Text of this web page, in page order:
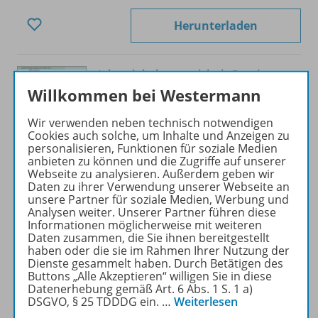
Herunterladen
Jahresinhaltsverzeichnis Praxis
Grundschule 2021
Sofort verfügbar
Dateiformat:PDF-Dokument
Klassenstufen:1. Schuljahr bis 4.
Schuljahr
Kostenlos
0,00 €
Herunterladen
Willkommen bei Westermann
Wir verwenden neben technisch notwendigen
Cookies auch solche, um Inhalte und Anzeigen zu
personalisieren, Funktionen für soziale Medien
anbieten zu können und die Zugriffe auf unserer
Webseite zu analysieren. Außerdem geben wir
Daten zu ihrer Verwendung unserer Webseite an
unsere Partner für soziale Medien, Werbung und
Analysen weiter. Unserer Partner führen diese
Informationen möglicherweise mit weiteren
Daten zusammen, die Sie ihnen bereitgestellt
haben oder die sie im Rahmen Ihrer Nutzung der
Dienste gesammelt haben. Durch Betätigen des
Buttons „Alle Akzeptieren“ willigen Sie in diese
Datenerhebung gemäß Art. 6 Abs. 1 S. 1 a)
DSGVO, § 25 TDDDG ein. … Weiterlesen